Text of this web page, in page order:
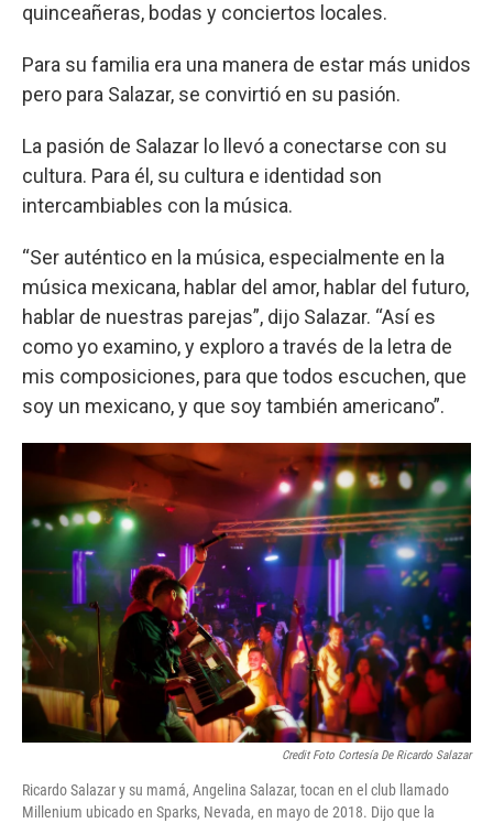
quinceañeras, bodas y conciertos locales.
Para su familia era una manera de estar más unidos
pero para Salazar, se convirtió en su pasión.
La pasión de Salazar lo llevó a conectarse con su
cultura. Para él, su cultura e identidad son
intercambiables con la música.
“Ser auténtico en la música, especialmente en la
música mexicana, hablar del amor, hablar del futuro,
hablar de nuestras parejas”, dijo Salazar. “Así es
como yo examino, y exploro a través de la letra de
mis composiciones, para que todos escuchen, que
soy un mexicano, y que soy también americano”.
Credit Foto Cortesía De Ricardo Salazar
Ricardo Salazar y su mamá, Angelina Salazar, tocan en el club llamado
Millenium ubicado en Sparks, Nevada, en mayo de 2018. Dijo que la